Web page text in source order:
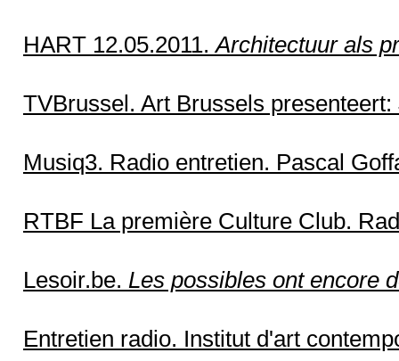
HART 12.05.2011.Architectuur als
TVBrussel. Art Brussels
Musiq3. Radio entretien. Pascal
RTBF La première Culture Club.
Lesoir.be. Les possibles ont encore
Entretien radio. Institut d'art